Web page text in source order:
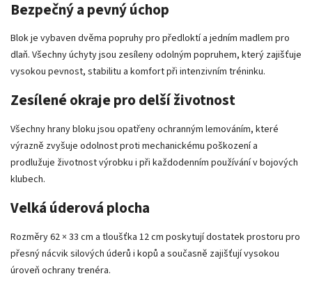
Bezpečný a pevný úchop
Blok je vybaven dvěma popruhy pro předloktí a jedním madlem pro
dlaň. Všechny úchyty jsou zesíleny odolným popruhem, který zajišťuje
vysokou pevnost, stabilitu a komfort při intenzivním tréninku.
Zesílené okraje pro delší životnost
Všechny hrany bloku jsou opatřeny ochranným lemováním, které
výrazně zvyšuje odolnost proti mechanickému poškození a
prodlužuje životnost výrobku i při každodenním používání v bojových
klubech.
Velká úderová plocha
Rozměry 62 × 33 cm a tloušťka 12 cm poskytují dostatek prostoru pro
přesný nácvik silových úderů i kopů a současně zajišťují vysokou
úroveň ochrany trenéra.